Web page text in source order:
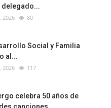
2026 80
Social y Familia
al...
2026 117
celebra 50 años de